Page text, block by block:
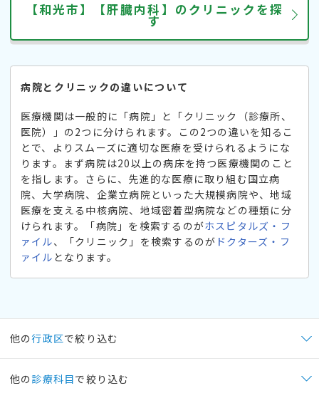
【和光市】【肝臓内科】のクリニックを探
す
病院とクリニックの違いについて
医療機関は一般的に「病院」と「クリニック（診療所、
医院）」の2つに分けられます。この2つの違いを知るこ
とで、よりスムーズに適切な医療を受けられるようにな
ります。まず病院は20以上の病床を持つ医療機関のこと
を指します。さらに、先進的な医療に取り組む国立病
院、大学病院、企業立病院といった大規模病院や、地域
医療を支える中核病院、地域密着型病院などの種類に分
けられます。「病院」を検索するのがホスピタルズ・フ
ァイル、「クリニック」を検索するのが ドクターズ・フ
ァイル となります。
他の行政区で絞り込む
他の 診療科目で絞り込む